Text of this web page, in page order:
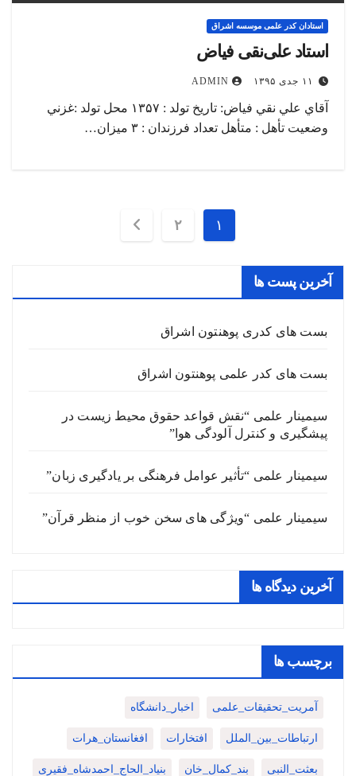
استادان کدر علمی موسسه اشراق
استاد علی‌نقی فیاض
۱۱ جدی ۱۳۹۵ ADMIN
آقاي علي نقي فياض: تاریخ تولد : ۱۳۵۷ محل تولد :غزني
وضعیت تأهل : متأهل تعداد فرزندان : ۳ میزان…
صفحه‌بندی
۱ ۲
آخرین پست ها
بست های کدری پوهنتون اشراق
بست های کدر علمی پوهنتون اشراق
سیمینار علمی “نقش قواعد حقوق محیط زیست در
پیشگیری و کنترل آلودگی هوا”
سیمینار علمی “تأثیر عوامل فرهنگی بر یادگیری زبان”
سیمینار علمی “ویژگی های سخن خوب از منظر قرآن”
آخرین دیدگاه ها
برچسب ها
آمریت_تحقیقات_علمی اخبار_دانشگاه
ارتباطات_بین_الملل افتخارات افغانستان_هرات
بعثت_النبی بند_کمال_خان بنیاد_الحاج_احمدشاه_فقیری